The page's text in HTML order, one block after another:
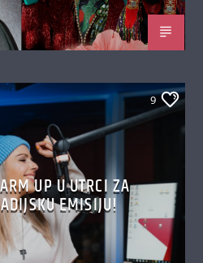
9
UP U UTRCI ZA
EMISIJU!